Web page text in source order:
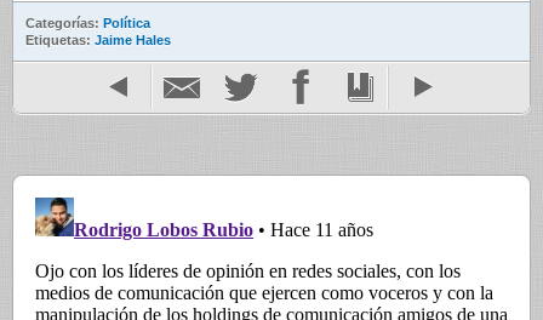
Categorías: Política
Etiquetas: Jaime Hales